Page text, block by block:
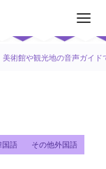
美術館や観光地の音声ガイド
国語 その他外国語